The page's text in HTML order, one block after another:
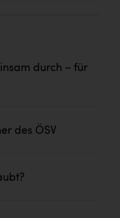
durch – für
des ÖSV